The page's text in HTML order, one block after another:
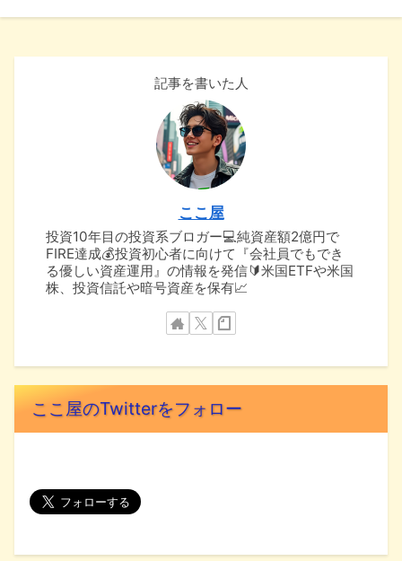
記事を書いた人
ここ屋
投資10年目の投資系ブロガー💻純資産額2億円で
FIRE達成💰投資初心者に向けて『会社員でもでき
る優しい資産運用』の情報を発信🔰米国ETFや米国
株、投資信託や暗号資産を保有📈
ここ屋のTwitterをフォロー